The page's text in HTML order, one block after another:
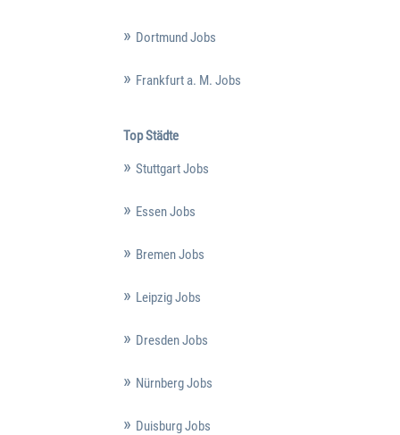
Dortmund Jobs
Frankfurt a. M. Jobs
Top Städte
Stuttgart Jobs
Essen Jobs
Bremen Jobs
Leipzig Jobs
Dresden Jobs
Nürnberg Jobs
Duisburg Jobs